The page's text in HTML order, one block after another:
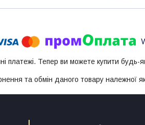
платежі. Тепер ви можете купити
та обмін даного товару належної